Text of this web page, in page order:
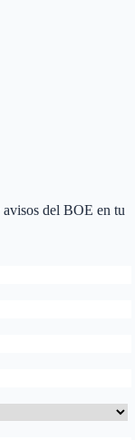
del BOE en tu